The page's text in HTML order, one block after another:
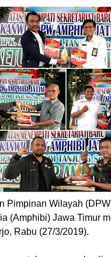
Pimpinan Wilayah
(Amphibi) Jawa Timur
Rabu (27/3/2019).